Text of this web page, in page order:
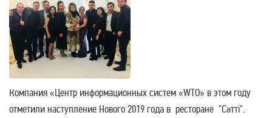
Компания «Центр информационных систем «WTO» в этом году
отметили наступление Нового 2019 года в ресторане "Cәтті".